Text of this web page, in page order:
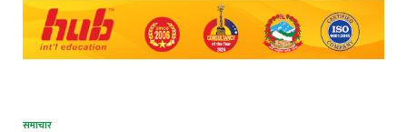
समाचार